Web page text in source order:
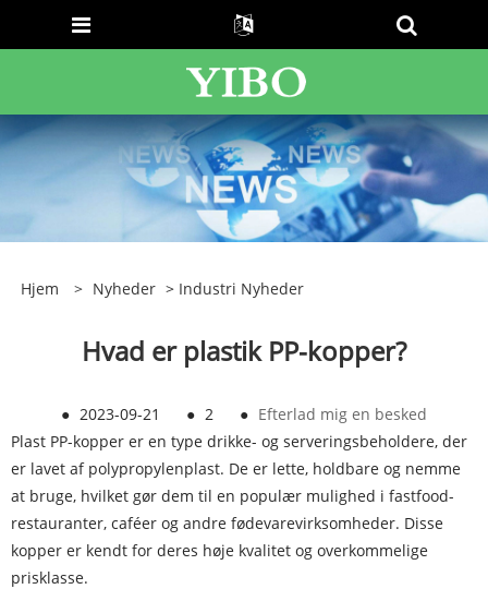
Hjem > Nyheder > Industri Nyheder
Hvad er plastik PP-kopper?
● 2023-09-21 ● 2 ● Efterlad mig en besked
Plast PP-kopper er en type drikke- og serveringsbeholdere, der
er lavet af polypropylenplast. De er lette, holdbare og nemme
at bruge, hvilket gør dem til en populær mulighed i fastfood-
restauranter, caféer og andre fødevarevirksomheder. Disse
kopper er kendt for deres høje kvalitet og overkommelige
prisklasse.